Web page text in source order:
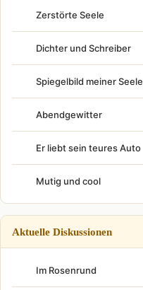
Zerstörte Seele
Dichter und Schreiber
Spiegelbild meiner Seele
Abendgewitter
Er liebt sein teures Auto
Mutig und cool
Aktuelle Diskussionen
Im Rosenrund